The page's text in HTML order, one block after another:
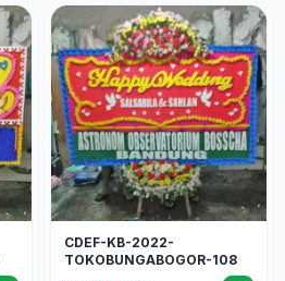
CDEF-KB-2022-
TOKOBUNGABOGOR-108